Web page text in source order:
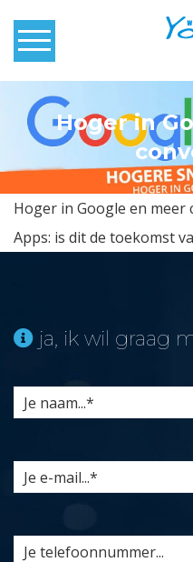
Home
Over Webyours
Webdesign
Webshops
Blog
Contact
Hoger in
Hoger in Google en meer
Apps: is dit de toekomst
ja, ik wil graag